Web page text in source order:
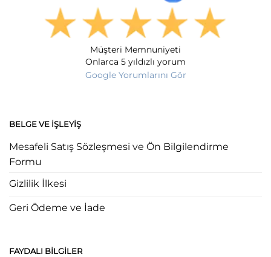
Müşteri Memnuniyeti
Onlarca 5 yıldızlı yorum
Google Yorumlarını Gör
BELGE VE İŞLEYIŞ
Mesafeli Satış Sözleşmesi ve Ön Bilgilendirme
Formu
Gizlilik İlkesi
Geri Ödeme ve İade
FAYDALI BILGILER